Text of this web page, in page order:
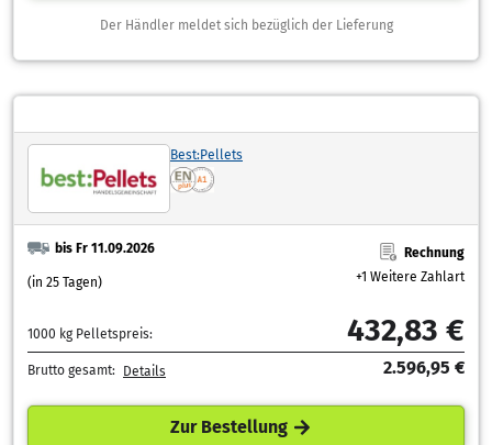
Der Händler meldet sich bezüglich der Lieferung
Best:Pellets
bis Fr 11.09.2026
(in 25 Tagen)
Rechnung
+1 Weitere Zahlart
1000 kg Pelletspreis: 432,83 €
Brutto gesamt: Details 2.596,95 €
Zur Bestellung